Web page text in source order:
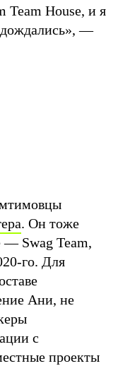
Team House, и я
дождались», —
. Он тоже
— Swag Team,
го. Для
Ани, не
с
проекты